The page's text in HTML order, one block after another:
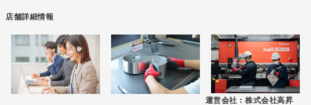
店舗詳細情報
運営会社 : 株式会社高昇